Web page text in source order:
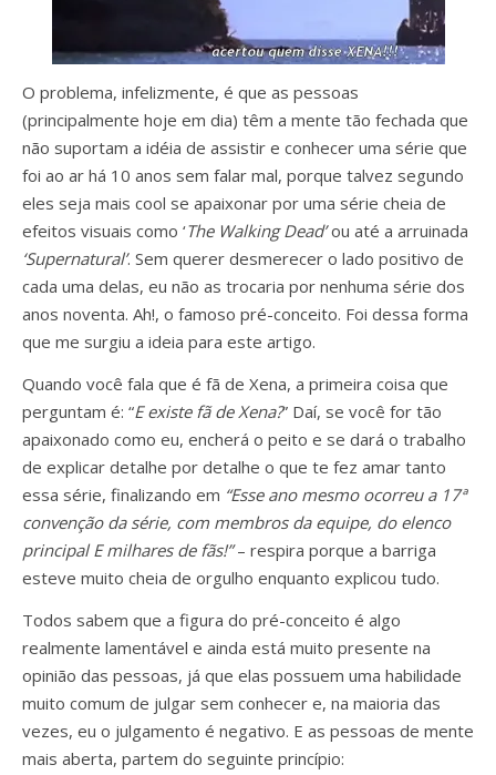
O problema, infelizmente, é que as pessoas
(principalmente hoje em dia) têm a mente tão fechada que
não suportam a idéia de assistir e conhecer uma série que
foi ao ar há 10 anos sem falar mal, porque talvez segundo
eles seja mais cool se apaixonar por uma série cheia de
efeitos visuais como ‘The Walking Dead’ou até a arruinada
‘Supernatural’. Sem querer desmerecer o lado positivo de
cada uma delas, eu não as trocaria por nenhuma série dos
anos noventa. Ah!, o famoso pré-conceito. Foi dessa forma
que me surgiu a ideia para este artigo.
Quando você fala que é fã de Xena, a primeira coisa que
perguntam é: “E existe fã de Xena?” Daí, se você for tão
apaixonado como eu, encherá o peito e se dará o trabalho
de explicar detalhe por detalhe o que te fez amar tanto
essa série, finalizando em “Esse ano mesmo ocorreu a 17ª
convenção da série, com membros da equipe, do elenco
principal E milhares de fãs!”– respira porque a barriga
esteve muito cheia de orgulho enquanto explicou tudo.
Todos sabem que a figura do pré-conceito é algo
realmente lamentável e ainda está muito presente na
opinião das pessoas, já que elas possuem uma habilidade
muito comum de julgar sem conhecer e, na maioria das
vezes, eu o julgamento é negativo. E as pessoas de mente
mais aberta, partem do seguinte princípio: